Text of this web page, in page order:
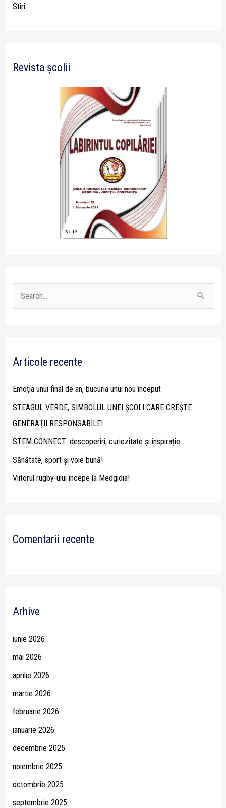
Stiri
Revista școlii
c
o
r
:
Articole recente
Emoția unui final de an, bucuria unui nou început
STEAGUL VERDE, SIMBOLUL UNEI ȘCOLI CARE CREȘTE
GENERAȚII RESPONSABILE!
STEM CONNECT: descoperiri, curiozitate și inspirație
Sănătate, sport și voie bună!
Viitorul rugby-ului începe la Medgidia!
Comentarii recente
Arhive
iunie 2026
mai 2026
aprilie 2026
martie 2026
februarie 2026
ianuarie 2026
decembrie 2025
noiembrie 2025
octombrie 2025
septembrie 2025